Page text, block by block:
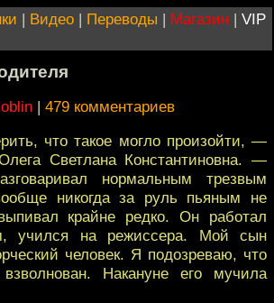
| Видео | Переводы | Магазин | VIP
| 479 комментариев
что такое могло произойти, —
Светлана Константиновна. —
нормальным трезвым
никогда за руль пьяным не
крайне редко. Он работал
учился на режиссера. Мой сын
человек. Я подозреваю, что
Накануне его мучила